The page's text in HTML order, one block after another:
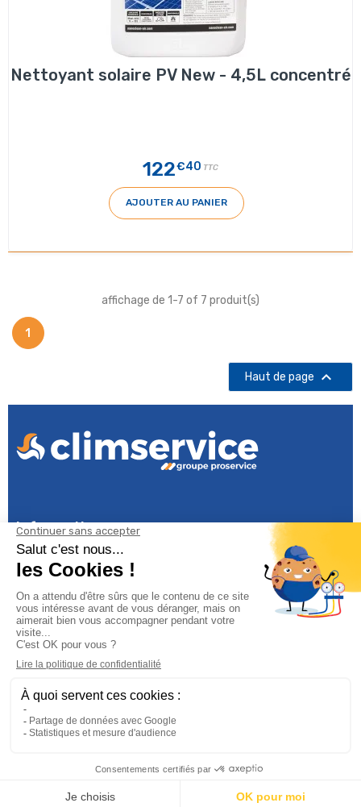
Nettoyant solaire PV New - 4,5L concentré
122€40 TTC
AJOUTER AU PANIER
affichage de 1-7 of 7 produit(s)
1
Haut de page 
Informations
Climservice 
Informations 
Votre compte
Inscrivez-vous à notre newsletter